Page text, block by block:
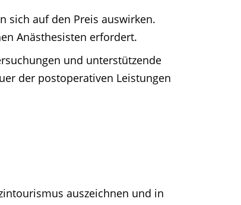
sich auf den Preis auswirken.
Anästhesisten erfordert.
und unterstützende
der postoperativen Leistungen
auszeichnen und in